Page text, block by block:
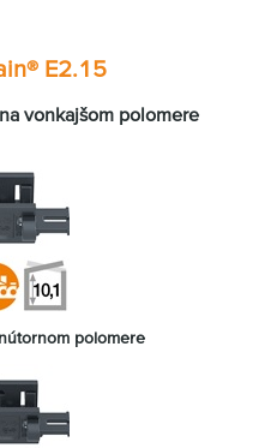
® E2.15
vonkajšom polomere
polomere